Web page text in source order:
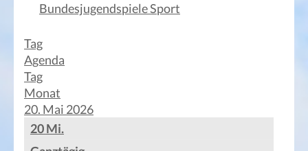
BundesjugendspieleSport
Tag
Agenda
Tag
Monat
20. Mai 2026
20Mi.